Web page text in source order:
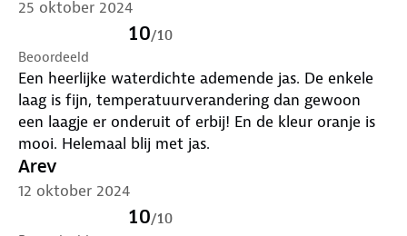
25 oktober 2024
10/10
Beoordeeld
Een heerlijke waterdichte ademende jas. De enkele
laag is fijn, temperatuurverandering dan gewoon
een laagje er onderuit of erbij! En de kleur oranje is
mooi. Helemaal blij met jas.
Arev
12 oktober 2024
10/10